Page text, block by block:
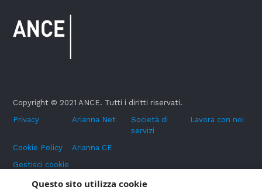
Copyright © 2021 ANCE. Tutti i diritti riservati.
Privacy
Arianna Net
Società di
servizi
Lavora con noi
Cookie Policy
Arianna CE
Gestisci cookie
Social Media Policy
Questo sito utilizza cookie